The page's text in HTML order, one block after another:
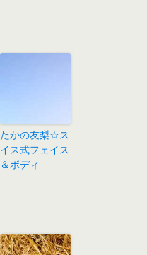
たかの友梨☆ス
イス式フェイス
＆ボディ